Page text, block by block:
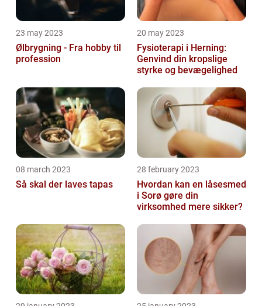
23 may 2023
Ølbrygning - Fra hobby til
profession
20 may 2023
Fysioterapi i Herning:
Genvind din kropslige
styrke og bevægelighed
08 march 2023
Så skal der laves tapas
28 february 2023
Hvordan kan en låsesmed
i Sorø gøre din
virksomhed mere sikker?